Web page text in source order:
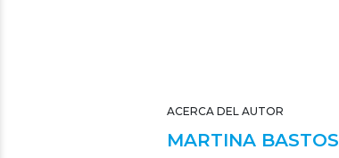
ACERCA DEL AUTOR
MARTINA BASTOS